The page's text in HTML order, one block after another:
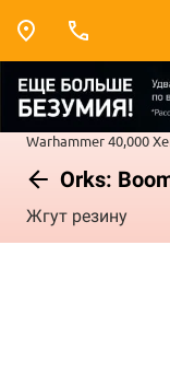
Warhammer 40,000
Orks:
Жгут резину